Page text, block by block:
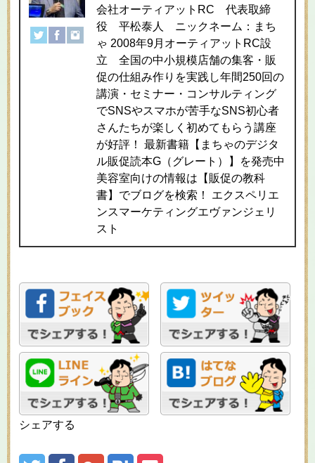
会社オーティアットRC 代表取締
役 平松泰人 ニックネーム：まち
ゃ 2008年9月オーティアットRC設
立 全国の中小規模店舗の集客・販
促の仕組み作りを実践し年間250回の
講演・セミナー・コンサルティング
でSNSやスマホが苦手なSNS初心者
さんたちが楽しく初めてもらう講座
が好評！ 最新書籍【まちゃのデジタ
ル販促読本G（グレート）】を発売中
美容室向けの情報は【販促の教科
書】でブログを検索！ エクスペリエ
ンスマーケティングエヴァンジェリ
スト
シェアする